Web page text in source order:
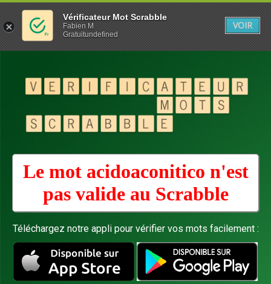
Le mot acidoaconitico n'est
pas valide au Scrabble
Téléchargez notre appli pour vérifier vos mots facilement :
Vérificateur Mot Scrabble
Fabien M
Gratuitundefined
VOIR